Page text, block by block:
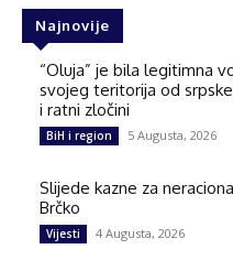
Najnovije
“Oluja” je bila legitimna
svojeg teritorija od
i ratni zločini
BiH i region 5 Augusta, 2026
Slijede kazne za
Brčko
Vijesti 4 Augusta, 2026